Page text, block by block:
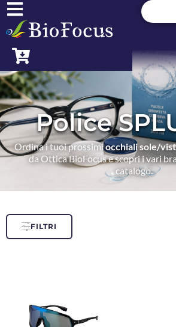
Police
Ordina i tuoi prossimiocchiali sole/
da Ottica BioFocus e scopri i vari
catalogo.
FILTRI